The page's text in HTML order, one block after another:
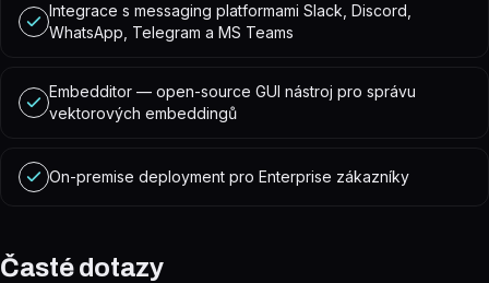
Integrace s messaging platformami Slack, Discord,
WhatsApp, Telegram a MS Teams
Embedditor — open-source GUI nástroj pro správu
vektorových embeddingů
On-premise deployment pro Enterprise zákazníky
Časté dotazy